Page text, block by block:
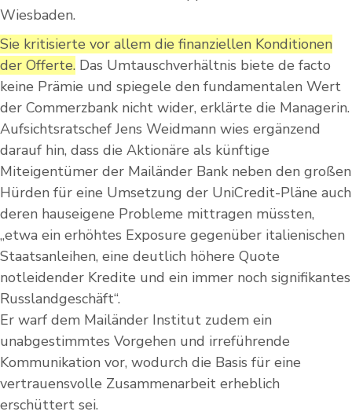
Wiesbaden.
Sie kritisierte vor allem die finanziellen Konditionen
der Offerte. Das Umtauschverhältnis biete de facto
keine Prämie und spiegele den fundamentalen Wert
der Commerzbank nicht wider, erklärte die Managerin.
Aufsichtsratschef Jens Weidmann wies ergänzend
darauf hin, dass die Aktionäre als künftige
Miteigentümer der Mailänder Bank neben den großen
Hürden für eine Umsetzung der UniCredit-Pläne auch
deren hauseigene Probleme mittragen müssten,
„etwa ein erhöhtes Exposure gegenüber italienischen
Staatsanleihen, eine deutlich höhere Quote
notleidender Kredite und ein immer noch signifikantes
Russlandgeschäft“.
Er warf dem Mailänder Institut zudem ein
unabgestimmtes Vorgehen und irreführende
Kommunikation vor, wodurch die Basis für eine
vertrauensvolle Zusammenarbeit erheblich
erschüttert sei.